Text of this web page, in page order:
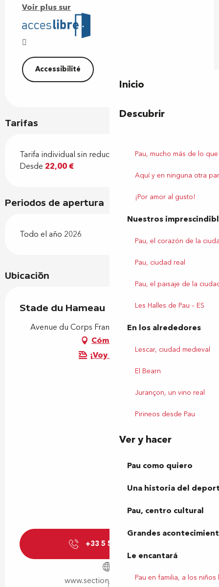
Inicio
Descubrir
Pau, mucho más de lo
Aquí y en ninguna otra
¡Por amor al gusto!
Nuestros
Pau, el corazón de la
Pau, ciudad real
Pau, el paisaje de la
Les Halles de Pau – ES
En los alrededores
Lescar, ciudad medieval
El Bearn
Jurançon, un vino real
Pirineos desde Pau
Ver y hacer
Pau como quiero
Una historia del
Pau, centro cultural
Grandes
Le encantará
Pau en familia, a los niños
Voir plus sur
Accessibilité
Tarifas
Tarifa individual sin reducción
Desde 22,00 €
Periodos de apertura
Todo el año 2026
Ubicación
Stade du Hameau
Avenue du Corps Franc Pommies, 64000 Pau
Cómo llegar
¡Voy en tren!
+33 5 59 11 64
www.section-paloise.com